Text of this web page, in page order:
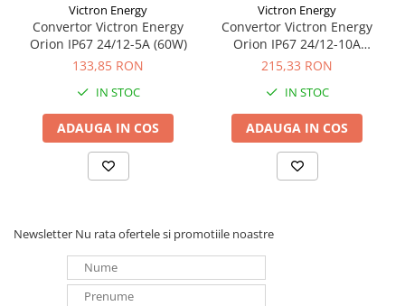
Victron Energy
Convertor Victron Energy
Orion IP67 24/12-5A (60W)
133,85 RON
IN STOC
ADAUGA IN COS
Victron Energy
Convertor Victron Energy
Orion IP67 24/12-10A
(120W)
215,33 RON
IN STOC
ADAUGA IN COS
Newsletter Nu rata ofertele si promotiile noastre